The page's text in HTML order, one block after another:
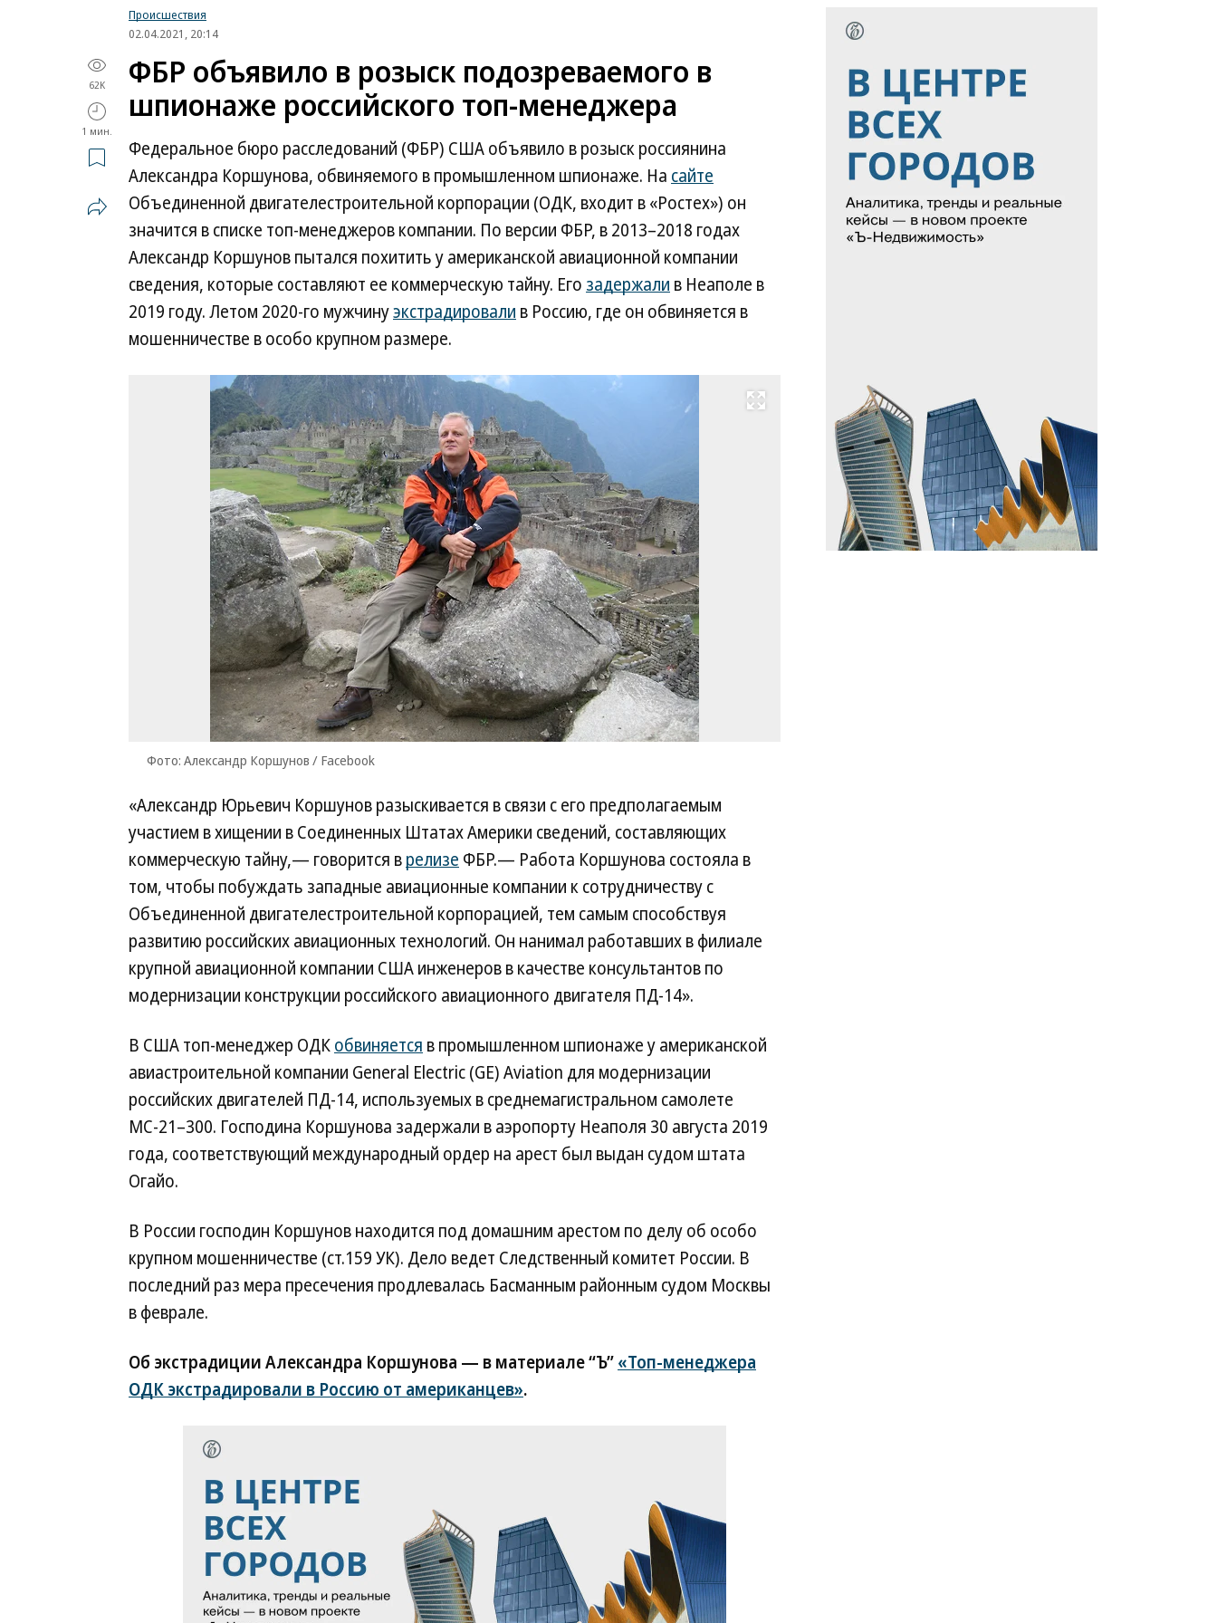
Происшествия
02.04.2021, 20:14
62K
1 мин.
ФБР объявило в розыск подозреваемого в
шпионаже российского топ-менеджера
Федеральное бюро расследований (ФБР) США объявило в розыск россиянина
Александра Коршунова, обвиняемого в промышленном шпионаже. На сайте
Объединенной двигателестроительной корпорации (ОДК, входит в «Ростех») он
значится в списке топ-менеджеров компании. По версии ФБР, в 2013–2018 годах
Александр Коршунов пытался похитить у американской авиационной компании
сведения, которые составляют ее коммерческую тайну. Его задержали в Неаполе в
2019 году. Летом 2020-го мужчинуэкстрадировали в Россию, где он обвиняется в
мошенничестве в особо крупном размере.
Развернуть на весь экран
Фото: Александр Коршунов / Facebook
Александр
Коршунов
Facebook
«Александр Юрьевич Коршунов разыскивается в связи с его предполагаемым
участием в хищении в Соединенных Штатах Америки сведений, составляющих
коммерческую тайну,— говорится врелизе ФБР.— Работа Коршунова состояла в
том, чтобы побуждать западные авиационные компании к сотрудничеству с
Объединенной двигателестроительной корпорацией, тем самым способствуя
развитию российских авиационных технологий. Он нанимал работавших в филиале
крупной авиационной компании США инженеров в качестве консультантов по
модернизации конструкции российского авиационного двигателя ПД-14».
В США топ-менеджер ОДКобвиняется в промышленном шпионаже у американской
авиастроительной компании General Electric (GE) Aviation для модернизации
российских двигателей ПД-14, используемых в среднемагистральном самолете
МС-21–300. Господина Коршунова задержали в аэропорту Неаполя 30 августа 2019
года, соответствующий международный ордер на арест был выдан судом штата
Огайо.
В России господин Коршунов находится под домашним арестом по делу об особо
крупном мошенничестве (ст.159 УК). Дело ведет Следственный комитет России. В
последний раз мера пресечения продлевалась Басманным районным судом Москвы
в феврале.
Об экстрадиции Александра Коршунова — в материале “Ъ”«Топ-менеджера
ОДК экстрадировали в Россию от американцев».